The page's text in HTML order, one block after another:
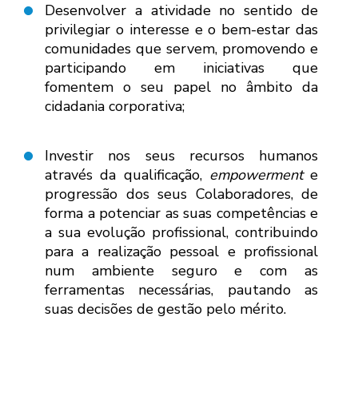
Desenvolver a atividade no sentido de
privilegiar o interesse e o bem-estar das
comunidades que servem, promovendo e
participando em iniciativas que
fomentem o seu papel no âmbito da
cidadania corporativa;
Investir nos seus recursos humanos
através da qualificação, empowermente
progressão dos seus Colaboradores, de
forma a potenciar as suas competências e
a sua evolução profissional, contribuindo
para a realização pessoal e profissional
num ambiente seguro e com as
ferramentas necessárias, pautando as
suas decisões de gestão pelo mérito.